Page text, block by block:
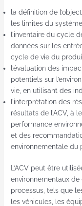
la définition de
les limites du
l’inventaire du cycle
données sur les
cycle de vie du
l’évaluation des
potentiels sur
vie, en utilisant des
l’interprétation des
résultats de l’ACV, à
performance
et des
environnementale du
L’ACV peut être
environnementaux
processus, tels que
les véhicules, les